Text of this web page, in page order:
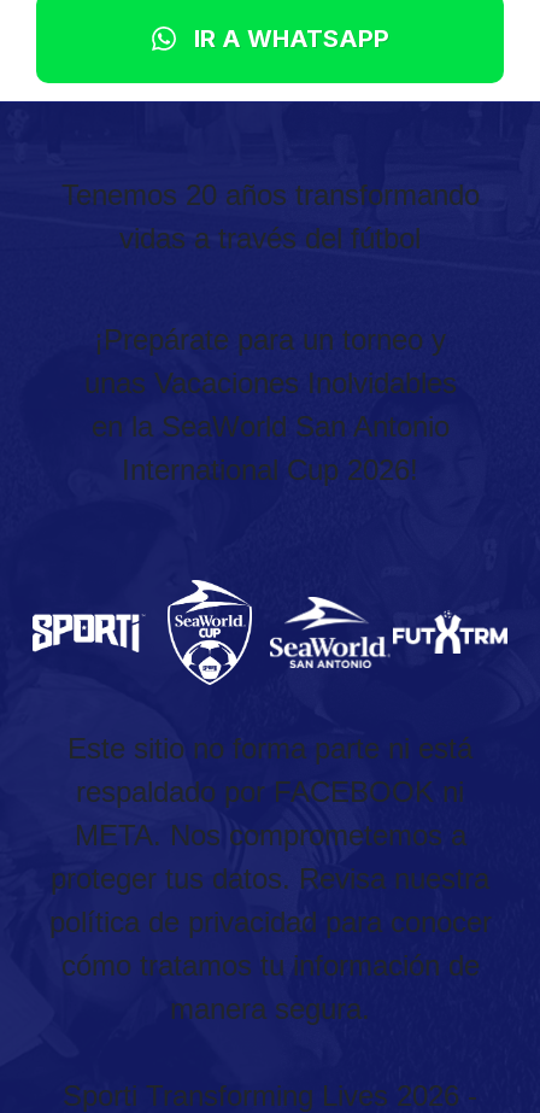
IR A WHATSAPP
Tenemos 20 años transformando
vidas a través del fútbol
¡Prepárate para un torneo y
unas Vacaciones Inolvidables
en la SeaWorld San Antonio
International Cup 2026!
Este sitio no forma parte ni está
respaldado por FACEBOOK ni
META. Nos comprometemos a
proteger tus datos. Revisa nuestra
política de privacidad para conocer
cómo tratamos tu información de
manera segura.
Sporti Transforming Lives 2026 -